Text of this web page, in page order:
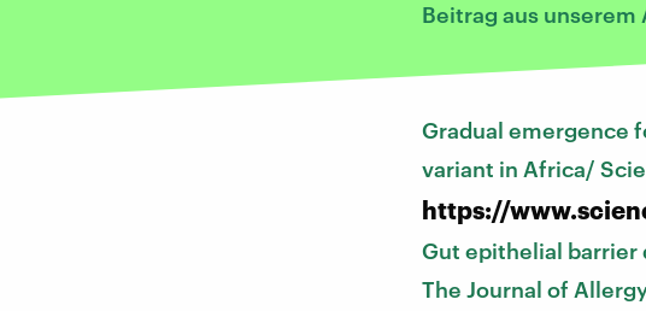
Beitrag aus
Gradual emergence
variant in Africa/
https://
Gut epithelial barrier
The Journal of